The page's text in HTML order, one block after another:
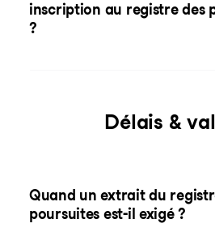
inscription au registre des
?
Délais &
Quand un extrait du
poursuites est-il exigé ?